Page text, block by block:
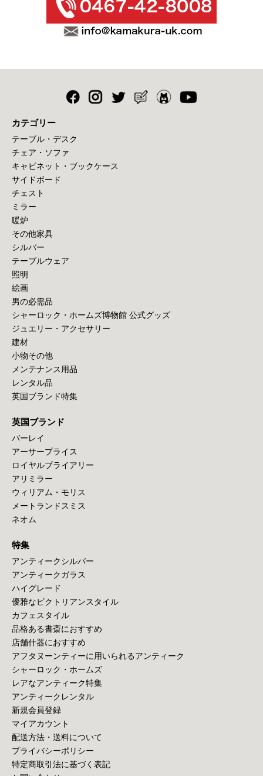
カテゴリー
テーブル・デスク
チェア・ソファ
キャビネット・ブックケース
サイドボード
チェスト
ミラー
暖炉
その他家具
シルバー
テーブルウェア
照明
絵画
男の必需品
シャーロック・ホームズ博物館 公式グッズ
ジュエリー・アクセサリー
建材
小物その他
メンテナンス用品
レンタル品
英国ブランド特集
英国ブランド
バーレイ
アーサープライス
ロイヤルブライアリー
アリミラー
ウィリアム・モリス
メートランドスミス
ネオム
特集
アンティークシルバー
アンティークガラス
ハイグレード
優雅なビクトリアンスタイル
カフェスタイル
品格ある書斎におすすめ
店舗什器におすすめ
アフタヌーンティーに用いられるアンティーク
シャーロック・ホームズ
レアなアンティーク特集
アンティークレンタル
新規会員登録
マイアカウント
配送方法・送料について
プライバシーポリシー
特定商取引法に基づく表記